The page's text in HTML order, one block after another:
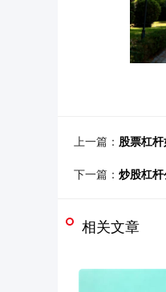
上一篇： 股票杠
下一篇： 炒股杠
相关文章